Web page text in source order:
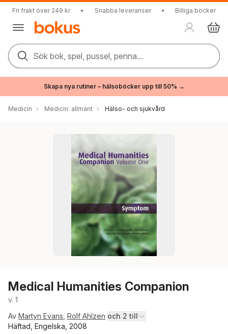
Fri frakt över 249 kr • Snabba leveranser • Billiga böcker
Sök bok, spel, pussel, penna...
Skapa nya rutiner – hälsoböcker upp till 50% →
Medicin Medicin: allmänt Hälso- och sjukvård
Medical Humanities Companion
v. 1
Av Martyn Evans Rolf Ahlzen och 2 till
Häftad, Engelska, 2008